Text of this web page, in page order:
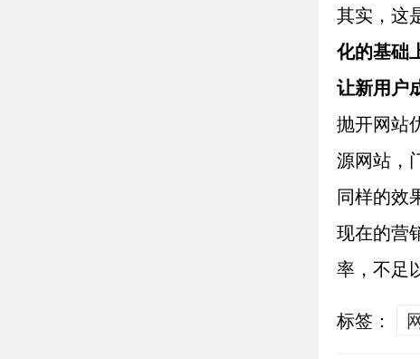
其实，这
化的基础
让新用户
抛开网站
源网站，
同样的效
现在的营
率，不足
标签：